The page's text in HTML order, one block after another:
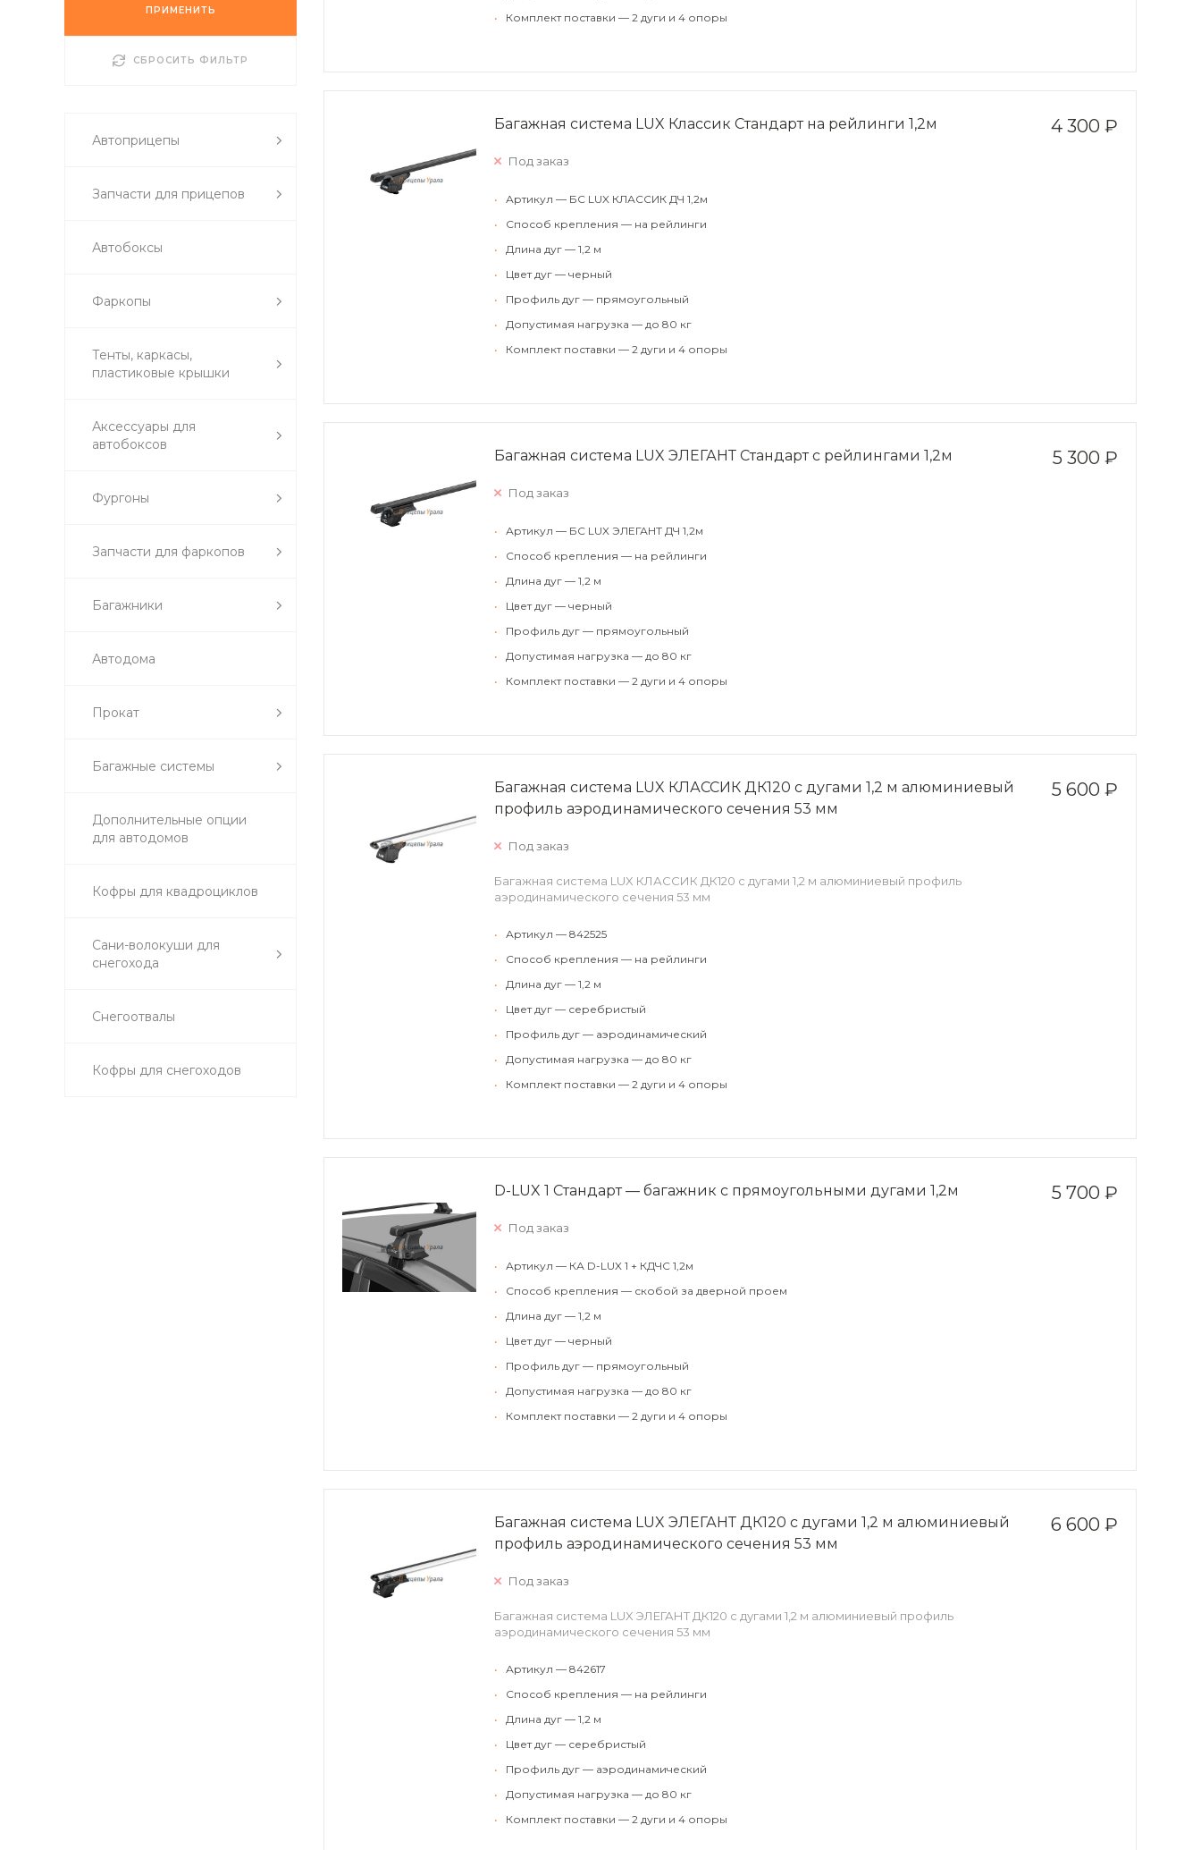
ПРИМЕНИТЬ
СБРОСИТЬ ФИЛЬТР
Автоприцепы
Запчасти для прицепов
Автобоксы
Фаркопы
Тенты, каркасы,
пластиковые крышки
Аксессуары для
автобоксов
Фургоны
Запчасти для фаркопов
Багажники
Автодома
Прокат
Багажные системы
Дополнительные опции
для автодомов
Кофры для квадроциклов
Сани-волокуши для
снегохода
Снегоотвалы
Кофры для снегоходов
•
Комплект поставки — 2 дуги и 4 опоры
4 300 ₽
Багажная система LUX Классик Стандарт на рейлинги 1,2м
Под заказ
•
Артикул — БС LUX КЛАССИК ДЧ 1,2м
•
Способ крепления — на рейлинги
•
Длина дуг — 1,2 м
•
Цвет дуг — черный
•
Профиль дуг — прямоугольный
•
Допустимая нагрузка — до 80 кг
•
Комплект поставки — 2 дуги и 4 опоры
5 300 ₽
Багажная система LUX ЭЛЕГАНТ Стандарт с рейлингами 1,2м
Под заказ
•
Артикул — БС LUX ЭЛЕГАНТ ДЧ 1,2м
•
Способ крепления — на рейлинги
•
Длина дуг — 1,2 м
•
Цвет дуг — черный
•
Профиль дуг — прямоугольный
•
Допустимая нагрузка — до 80 кг
•
Комплект поставки — 2 дуги и 4 опоры
5 600 ₽
Багажная система LUX КЛАССИК ДК120 с дугами 1,2 м алюминиевый
профиль аэродинамического сечения 53 мм
Под заказ
Багажная система LUX КЛАССИК ДК120 с дугами 1,2 м алюминиевый профиль
аэродинамического сечения 53 мм
•
Артикул — 842525
•
Способ крепления — на рейлинги
•
Длина дуг — 1,2 м
•
Цвет дуг — серебристый
•
Профиль дуг — аэродинамический
•
Допустимая нагрузка — до 80 кг
•
Комплект поставки — 2 дуги и 4 опоры
5 700 ₽
D-LUX 1 Стандарт — багажник с прямоугольными дугами 1,2м
Под заказ
•
Артикул — КА D-LUX 1 + КДЧС 1,2м
•
Способ крепления — скобой за дверной проем
•
Длина дуг — 1,2 м
•
Цвет дуг — черный
•
Профиль дуг — прямоугольный
•
Допустимая нагрузка — до 80 кг
•
Комплект поставки — 2 дуги и 4 опоры
6 600 ₽
Багажная система LUX ЭЛЕГАНТ ДК120 с дугами 1,2 м алюминиевый
профиль аэродинамического сечения 53 мм
Под заказ
Багажная система LUX ЭЛЕГАНТ ДК120 с дугами 1,2 м алюминиевый профиль
аэродинамического сечения 53 мм
•
Артикул — 842617
•
Способ крепления — на рейлинги
•
Длина дуг — 1,2 м
•
Цвет дуг — серебристый
•
Профиль дуг — аэродинамический
•
Допустимая нагрузка — до 80 кг
•
Комплект поставки — 2 дуги и 4 опоры